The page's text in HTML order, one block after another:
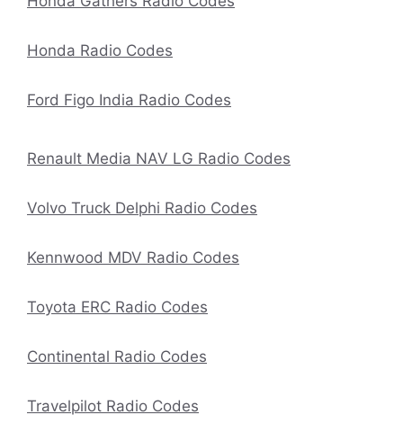
Honda Radio Codes
Ford Figo India Radio Codes
Renault Media NAV LG Radio Codes
Volvo Truck Delphi Radio Codes
Kennwood MDV Radio Codes
Toyota ERC Radio Codes
Continental Radio Codes
Travelpilot Radio Codes